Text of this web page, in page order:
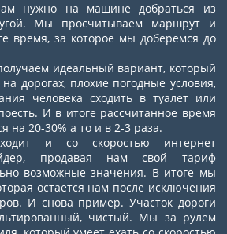
нужно на машине добраться из
Мы просчитываем маршрут и
время, за которое мы доберемся до
идеальный вариант, который
дорогах, плохие погодные условия,
человека сходить в туалет или
И в итоге рассчитанное время
на 20-30% а то и в 2-3 раза.
и со скоростью интернет
продавая нам свой тариф
возможные значения. В итоге мы
остается нам после исключения
И снова пример. Участок дороги
чистый. Мы за рулем